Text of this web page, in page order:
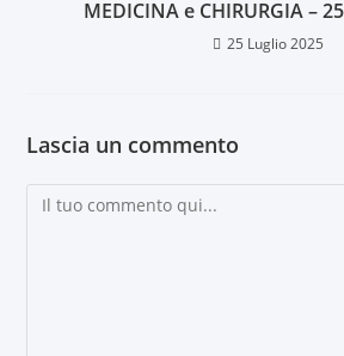
MEDICINA e CHIRURGIA –
25 Luglio 2025
Lascia un commento